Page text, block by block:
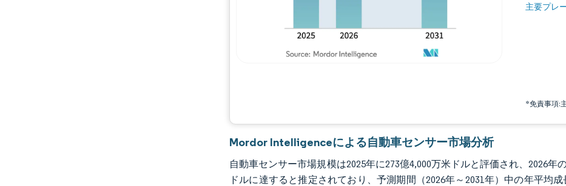
主要プレ
*免責事項:
画像 ©
Mordor Intelligenceによる自動車センサー市場分析
自動車センサー市場規模は2025年に273億4,000万米ドルと評価され、2026年
ドルに達すると推定されており、予測期間（2026年～2031年）中の年平均